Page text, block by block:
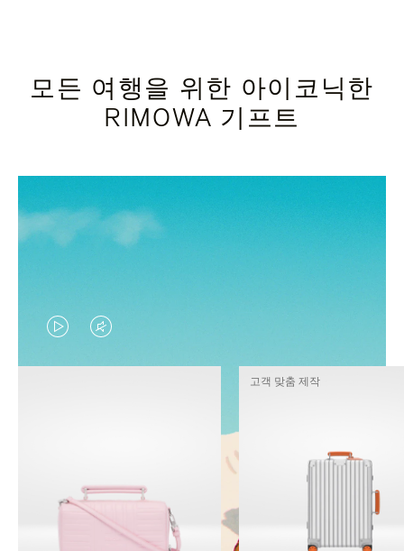
모든 여행을 위한 아이코닉한
RIMOWA 기프트
VIDEO
IS
TO
PAUSE
VIDEO
IS
TO
UNMUTE
고객 맞춤 제작